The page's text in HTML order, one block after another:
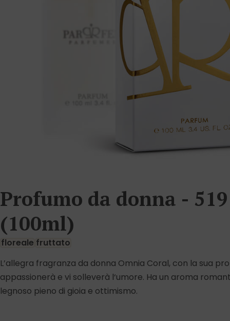
Profumo da donna - 519
(100ml)
floreale fruttato
L’allegra fragranza da donna Omnia Coral, con la sua
appassionerà e vi solleverà l‘umore. Ha un aroma
legnoso pieno di gioia e ottimismo.